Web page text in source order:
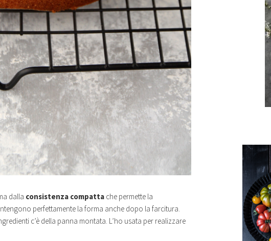
dalla consistenza compatta che permette la
perfettamente la forma anche dopo la farcitura.
c’è della panna montata. L’ho usata per realizzare